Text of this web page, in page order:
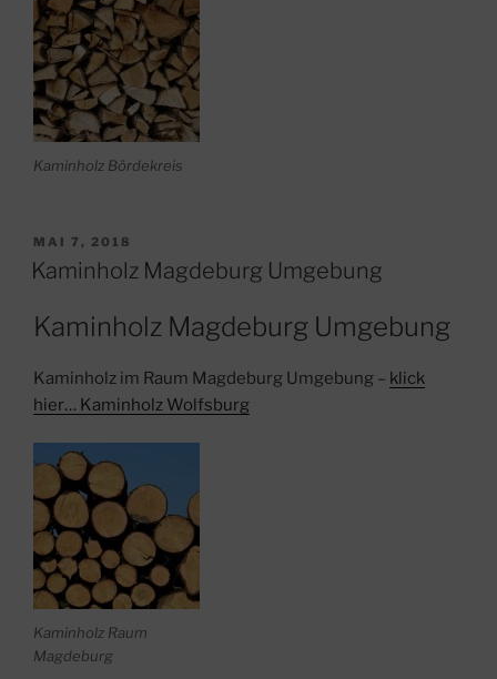
Kaminholz Bördekreis
VERÖFFENTLICHT
AM
MAI 7, 2018
Kaminholz Magdeburg Umgebung
Kaminholz Magdeburg Umgebung
Kaminholz im Raum Magdeburg Umgebung – klick
hier… Kaminholz Wolfsburg
Kaminholz Raum
Magdeburg